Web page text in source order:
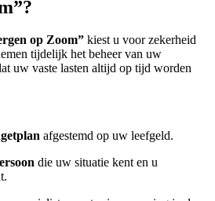
op Zoom” kiest u voor zekerheid
tijdelijk het beheer van uw
uw vaste lasten altijd op tijd worden
afgestemd op uw leefgeld.
die uw situatie kent en u